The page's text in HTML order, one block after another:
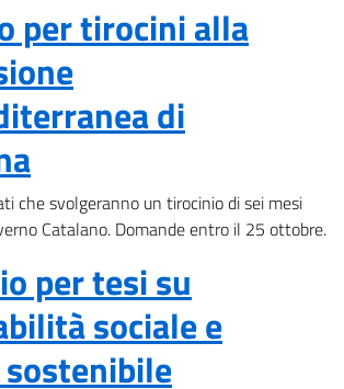
per tirocini alla
di
che svolgeranno un tirocinio di sei mesi
Catalano. Domande entro il 25 ottobre.
per tesi su
sociale e